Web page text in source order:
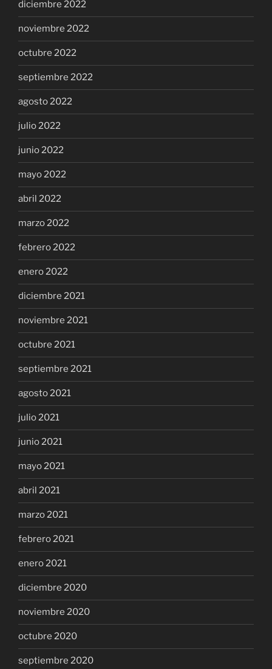
diciembre 2022
noviembre 2022
octubre 2022
septiembre 2022
agosto 2022
julio 2022
junio 2022
mayo 2022
abril 2022
marzo 2022
febrero 2022
enero 2022
diciembre 2021
noviembre 2021
octubre 2021
septiembre 2021
agosto 2021
julio 2021
junio 2021
mayo 2021
abril 2021
marzo 2021
febrero 2021
enero 2021
diciembre 2020
noviembre 2020
octubre 2020
septiembre 2020